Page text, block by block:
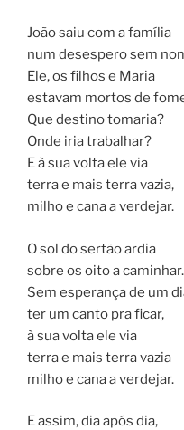
João saiu com a família
num desespero sem
Ele, os filhos e Maria
estavam mortos de
Que destino tomaria?
Onde iria trabalhar?
E à sua volta ele via
terra e mais terra vazia,
milho e cana a verdejar.
O sol do sertão ardia
sobre os oito a caminhar.
Sem esperança de um
ter um canto pra ficar,
à sua volta ele via
terra e mais terra vazia
milho e cana a verdejar.
E assim, dia após dia,